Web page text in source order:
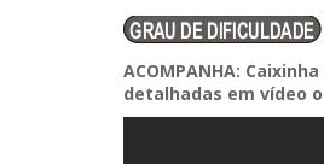
ACOMPANHA:
detalhadas em vídeo